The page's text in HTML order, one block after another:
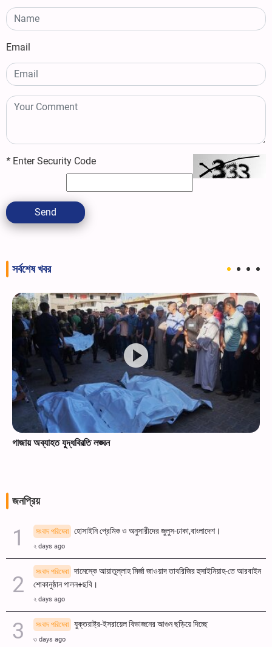
Email
* Enter Security Code
Send
সর্বশেষ খবর
গাজায় অব্যাহত যুদ্ধবিরতি লঙ্ঘন
জনপ্রিয়
সংবাদ পরিষেবা হোসাইনি প্রেমিক ও অনুসারীদের জুলুস-ঢাকা,বাংলাদেশ।
২ days ago
সংবাদ পরিষেবা
দামেস্কে আয়াতুল্লাহ মির্জা জাওয়াদ তাবরিজির হুসাইনিয়াহ-তে আরবাইন
শোকানুষ্ঠান পালন+ছবি।
২ days ago
সংবাদ পরিষেবা যুক্তরাষ্ট্র-ইসরায়েল বিভাজনের আগুন ছড়িয়ে দিচ্ছে
৩ days ago